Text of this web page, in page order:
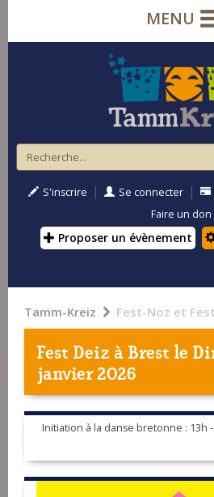
MENU
S'inscrire | Se connecter |
Faire un don
Proposer un évènement
Tamm-Kreiz Fest-Noz et
Fest Deiz àBrest le
janvier 2026
Initiation à la danse bretonne : 13h